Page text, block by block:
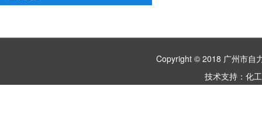
Copyright © 2018 广州市
技术支持： 化